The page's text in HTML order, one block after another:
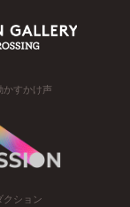
かすかけ声
クション